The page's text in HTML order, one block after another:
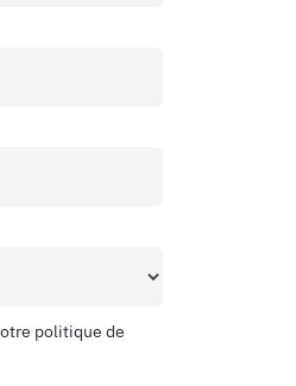
politique de